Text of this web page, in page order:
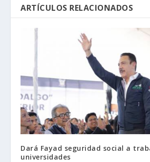
ARTÍCULOS RELACIONADOS
Dará Fayad seguridad social a
universidades